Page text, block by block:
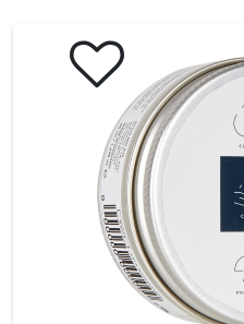
Schimb și returnare
DESPRE COMPANIE
Despre noi
Harta site-ului
POLITICĂ ȘI TERMENI
Termeni și condiții
Politica de confidențialitate